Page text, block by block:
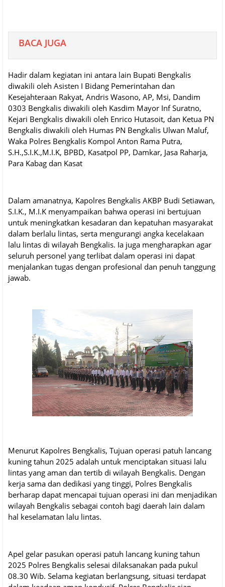
BACA JUGA
Hadir dalam kegiatan ini antara lain Bupati Bengkalis
diwakili oleh Asisten I Bidang Pemerintahan dan
Kesejahteraan Rakyat, Andris Wasono, AP, Msi, Dandim
0303 Bengkalis diwakili oleh Kasdim Mayor Inf Suratno,
Kejari Bengkalis diwakili oleh Enrico Hutasoit, dan Ketua PN
Bengkalis diwakili oleh Humas PN Bengkalis Ulwan Maluf,
Waka Polres Bengkalis Kompol Anton Rama Putra,
S.H.,S.I.K.,M.I.K, BPBD, Kasatpol PP, Damkar, Jasa Raharja,
Para Kabag dan Kasat
Dalam amanatnya, Kapolres Bengkalis AKBP Budi Setiawan,
S.I.K., M.I.K menyampaikan bahwa operasi ini bertujuan
untuk meningkatkan kesadaran dan kepatuhan masyarakat
dalam berlalu lintas, serta mengurangi angka kecelakaan
lalu lintas di wilayah Bengkalis. Ia juga mengharapkan agar
seluruh personel yang terlibat dalam operasi ini dapat
menjalankan tugas dengan profesional dan penuh tanggung
jawab.
Menurut Kapolres Bengkalis, Tujuan operasi patuh lancang
kuning tahun 2025 adalah untuk menciptakan situasi lalu
lintas yang aman dan tertib di wilayah Bengkalis. Dengan
kerja sama dan dedikasi yang tinggi, Polres Bengkalis
berharap dapat mencapai tujuan operasi ini dan menjadikan
wilayah Bengkalis sebagai contoh bagi daerah lain dalam
hal keselamatan lalu lintas.
Apel gelar pasukan operasi patuh lancang kuning tahun
2025 Polres Bengkalis selesai dilaksanakan pada pukul
08.30 Wib. Selama kegiatan berlangsung, situasi terdapat